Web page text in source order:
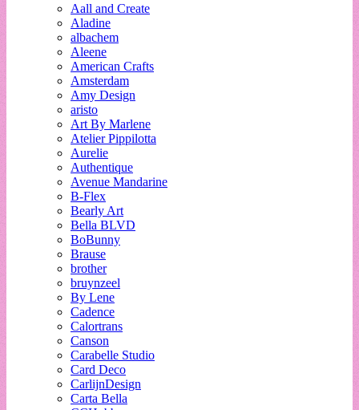
Aall and Create
Aladine
albachem
Aleene
American Crafts
Amsterdam
Amy Design
aristo
Art By Marlene
Atelier Pippilotta
Aurelie
Authentique
Avenue Mandarine
B-Flex
Bearly Art
Bella BLVD
BoBunny
Brause
brother
bruynzeel
By Lene
Cadence
Calortrans
Canson
Carabelle Studio
Card Deco
CarlijnDesign
Carta Bella